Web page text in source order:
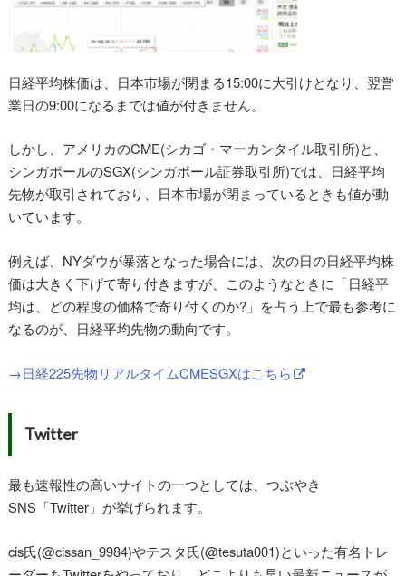
日経平均株価は、日本市場が閉まる15:00に大引けとなり、翌営
業日の9:00になるまでは値が付きません。
しかし、アメリカのCME(シカゴ・マーカンタイル取引所)と、
シンガポールのSGX(シンガポール証券取引所)では、日経平均
先物が取引されており、日本市場が閉まっているときも値が動
いています。
例えば、NYダウが暴落となった場合には、次の日の日経平均株
価は大きく下げて寄り付きますが、このようなときに「日経平
均は、どの程度の価格で寄り付くのか?」を占う上で最も参考に
なるのが、日経平均先物の動向です。
→日経225先物リアルタイムCMESGXはこちら
Twitter
最も速報性の高いサイトの一つとしては、つぶやき
SNS「Twitter」が挙げられます。
cis氏(@cissan_9984)やテスタ氏(@tesuta001)といった有名トレ